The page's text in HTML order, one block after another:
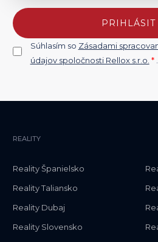
PRIHLÁSIT
Súhlasím so Zásadami
údajov spoločnosti Rellox s.r.o. *
REALITY
Reality Španielsko
Reality Taliansko
Reality Dubaj
Reality Slovensko